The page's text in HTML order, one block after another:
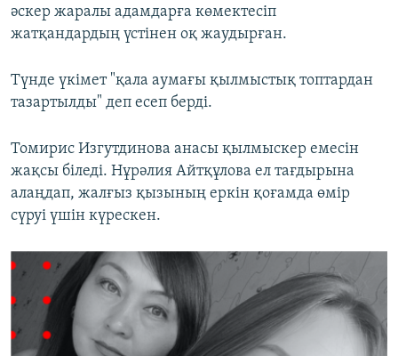
әскер жаралы адамдарға көмектесіп
жатқандардың үстінен оқ жаудырған.
Түнде үкімет "қала аумағы қылмыстық топтардан
тазартылды" деп есеп берді.
Томирис Изгутдинова анасы қылмыскер емесін
жақсы біледі. Нұрәлия Айтқұлова ел тағдырына
алаңдап, жалғыз қызының еркін қоғамда өмір
сүруі үшін күрескен.